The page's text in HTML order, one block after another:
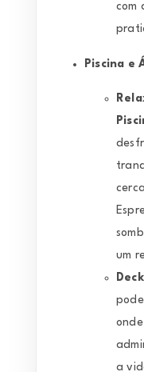
com
Piscina e
um
a